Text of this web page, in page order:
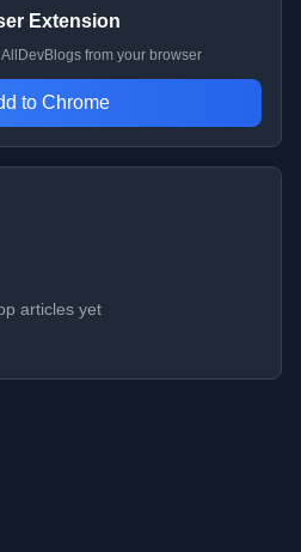
Extension
from your browser
to Chrome
articles yet